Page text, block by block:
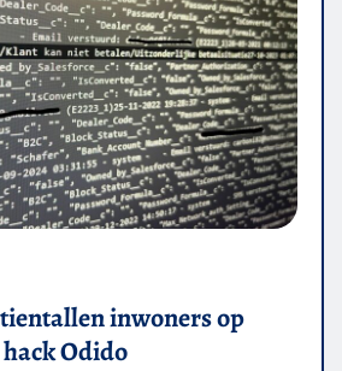
inwoners op
Odido